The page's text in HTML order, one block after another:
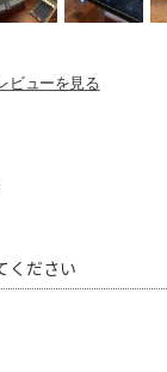
ビューを見る
ください